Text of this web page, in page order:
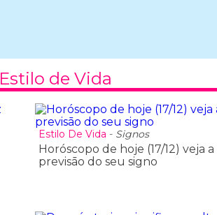
Estilo de Vida
Estilo De Vida - Signos
Horóscopo de hoje (17/12) veja a
previsāo do seu signo